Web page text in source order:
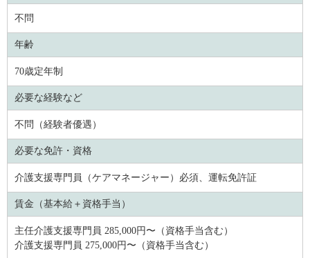
不問
年齢
70歳定年制
必要な経験など
不問（経験者優遇）
必要な免許・資格
介護支援専門員（ケアマネージャー）必須、運転免許証
賃金（基本給＋資格手当）
主任介護支援専門員 285,000円〜（資格手当含む）
介護支援専門員 275,000円〜（資格手当含む）